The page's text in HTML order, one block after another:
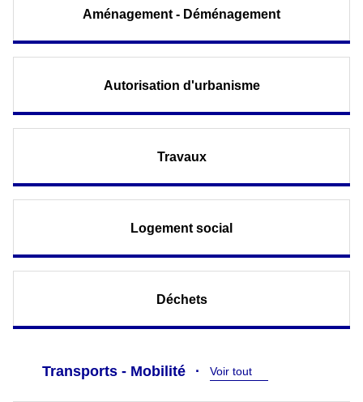
Aménagement - Déménagement
Autorisation d'urbanisme
Travaux
Logement social
Déchets
Transports - Mobilité Voir tout